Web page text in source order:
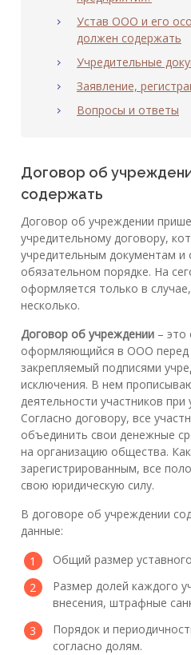
Устав ООО и его
должен содержать
Учредительные
Заявление,
Вопросы и ответы
Договор об
содержать
Договор об учреждении
учредительному договору,
учредительным документам и
обязательном порядке. На
оформляется только в
несколько.
Договор об учреждении – это
оформляющийся в ООО перед
закрепляемый подписями
исключения. В нем
деятельности участников
Согласно договору, все
объединить свои денежные
на организацию общества.
зарегистрированным, все
свою юридическую силу.
В договоре об учреждении
данные:
Общий размер
Размер долей каждого
внесения, штрафные
Порядок и
согласно долям.